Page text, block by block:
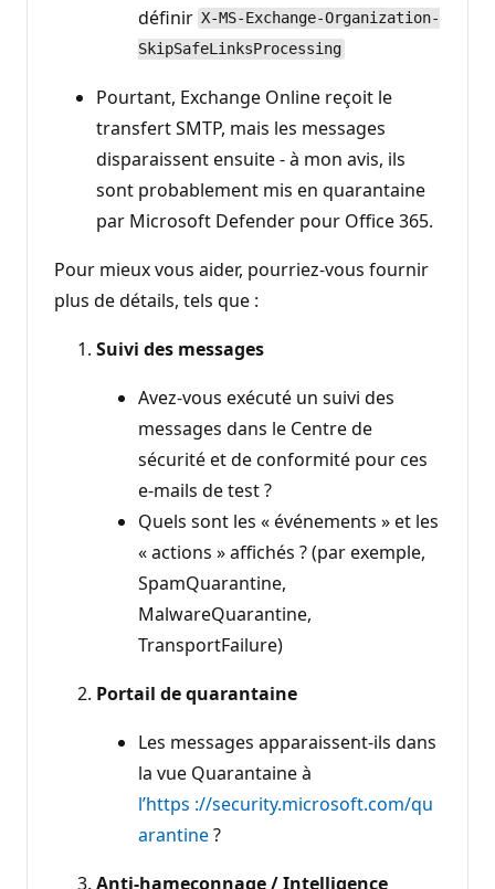
définir X-MS-Exchange-Organization-
SkipSafeLinksProcessing
Pourtant, Exchange Online reçoit le
transfert SMTP, mais les messages
disparaissent ensuite - à mon avis, ils
sont probablement mis en quarantaine
par Microsoft Defender pour Office 365.
Pour mieux vous aider, pourriez-vous fournir
plus de détails, tels que :
Suivi des messages
Avez-vous exécuté un suivi des
messages dans le Centre de
sécurité et de conformité pour ces
e-mails de test ?
Quels sont les « événements » et les
« actions » affichés ? (par exemple,
SpamQuarantine,
MalwareQuarantine,
TransportFailure)
Portail de quarantaine
Les messages apparaissent-ils dans
la vue Quarantaine à
l’https ://security.microsoft.com/qu
arantine?
Anti-hameçonnage / Intelligence